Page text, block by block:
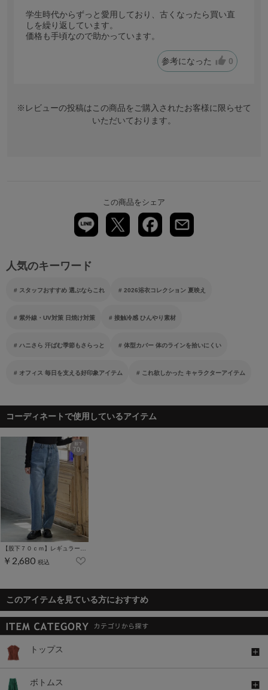
学生時代からずっと愛用しており、古くなったら買い直
しを繰り返しています。
価格も手頃なので助かっています。
参考になった 0
※レビューの投稿はこの商品をご購入されたお客様に限らせて
いただいております。
この商品をシェア
人気のキーワード
スタッフおすすめ 選ぶならこれ 2026浴衣コレクション 夏映え
紫外線・UV対策 日焼け対策 接触冷感 ひんやり素材
ハニさら 汗ばむ季節もさらっと 体型カバー 体のラインを拾いにくい
オフィス 毎日を支える好印象アイテム これ欲しかった キャラクターアイテム
コーディネートで使用しているアイテム
￥2,680 税込
このアイテムを見ている方におすすめ
トップス
ボトムス